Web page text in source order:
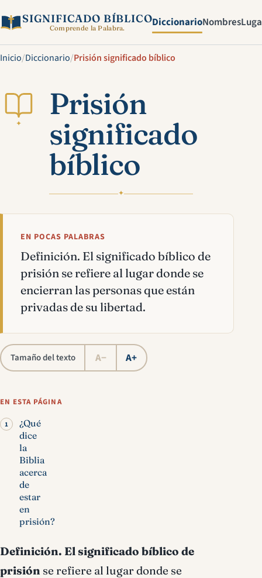
SIGNIFICADO BÍBLICO
Comprende la Palabra. DiccionarioNombres
Inicio/Diccionario/Prisión significado bíblico
✦
Prisión
significado
bíblico
✦
EN POCAS PALABRAS
Definición. El significado bíblico de
prisión se refiere al lugar donde se
encierran las personas que están
privadas de su libertad.
Tamaño del texto A− A+
EN ESTA PÁGINA
¿Qué
dice
la
Biblia
acerca
de
estar
en
prisión?
Definición. El significado bíblico de
prisión se refiere al lugar donde se